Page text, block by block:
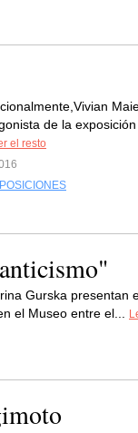
de la
el resto
Gurska presentan
el Museo entre el...